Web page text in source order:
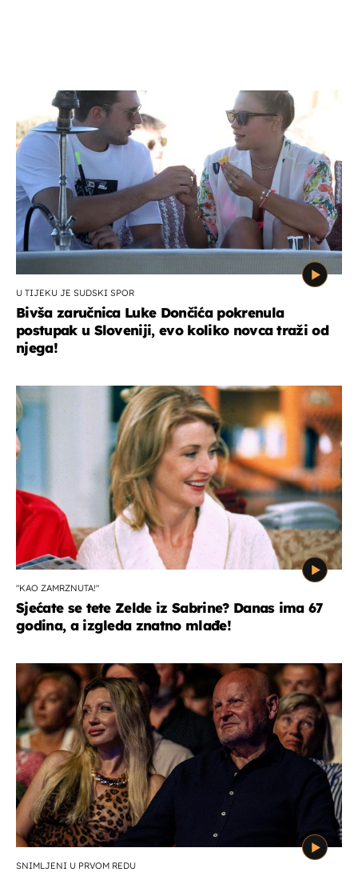
U TIJEKU JE SUDSKI SPOR
Bivša zaručnica Luke Dončića pokrenula
postupak u Sloveniji, evo koliko novca traži od
njega!
"KAO ZAMRZNUTA!"
Sjećate se tete Zelde iz Sabrine? Danas ima 67
godina, a izgleda znatno mlađe!
SNIMLJENI U PRVOM REDU